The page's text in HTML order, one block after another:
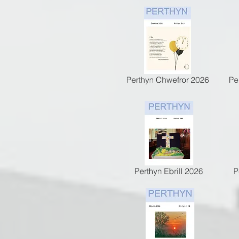
Perthyn Chwefror 2026
Perthyn Ebrill 2026